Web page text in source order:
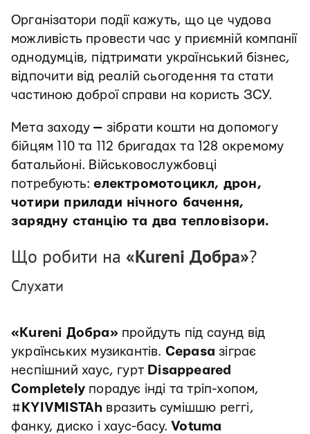
Організатори події кажуть, що це чудова
можливість провести час у приємній компанії
однодумців, підтримати український бізнес,
відпочити від реалій сьогодення та стати
частиною доброї справи на користь ЗСУ.
Мета заходу— зібрати кошти на допомогу
бійцям 110 та 112 бригадах та 128 окремому
батальйоні. Військовослужбовці
потребують:електромотоцикл, дрон,
чотири прилади нічного бачення,
зарядну станцію та два тепловізори.
Що робити на «Kureni Добра»?
Слухати
«Kureni Добра»пройдуть під саунд від
українських музикантів. Cepasa зіграє
неспішний хаус, гурт Disappeared
Completely порадує інді та тріп-хопом,
# KYIVMISTAh вразить сумішшю реггі,
фанку, диско і хаус-басу. Votuma